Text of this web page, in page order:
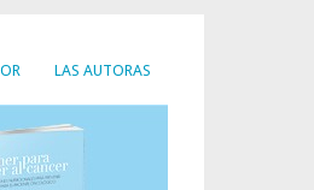
LAS AUTORAS